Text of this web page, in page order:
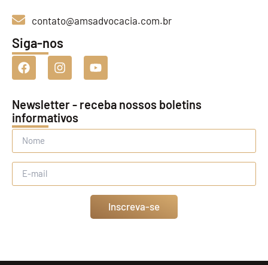
contato@amsadvocacia.com.br
Siga-nos
Newsletter - receba nossos boletins
informativos
Inscreva-se